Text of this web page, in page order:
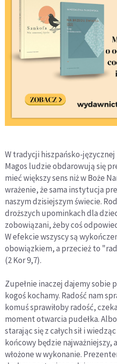
W tradycji hiszpańsko-języcznej
Magos ludzie obdarowują się
mieć większy sens niż w Boże
wrażenie, że sama instytucja
naszym dzisiejszym świecie.
droższych upominkach dla
zobowiązani, żeby coś
W efekcie wszyscy są
obowiązkiem, a przecież to
(2 Kor 9,7).
Zupełnie inaczej dajemy sobie
kogoś kochamy. Radość nam
komuś sprawiłoby radość,
moment otwarcia pudełka.
starając się z całych sił i
końcowy będzie najważniejszy,
włożone w wykonanie.